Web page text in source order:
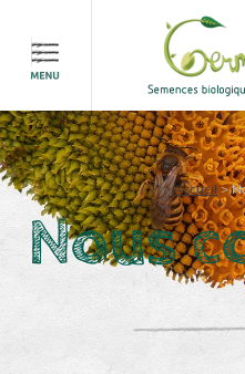
Accueil>
Nous